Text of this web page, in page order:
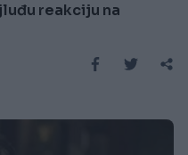
reakciju na